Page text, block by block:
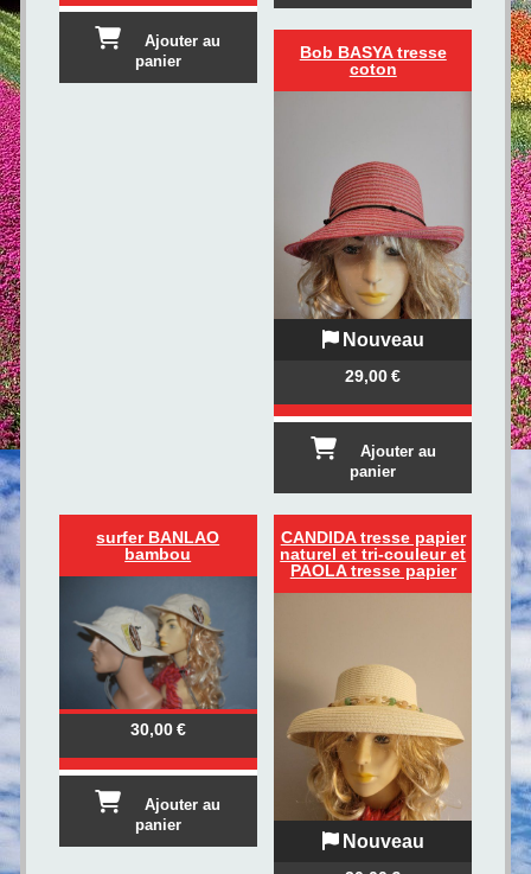
Ajouter au
panier
Bob BASYA tresse
coton
Nouveau
29,00€
Ajouter au
panier
surfer BANLAO
bambou
30,00€
Ajouter au
panier
CANDIDA tresse papier
naturel et tri-couleur et
PAOLA tresse papier
Nouveau